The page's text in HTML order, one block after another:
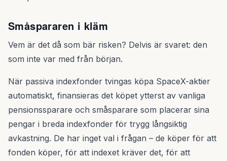
Småspararen i kläm
Vem är det då som bär risken? Delvis är svaret: den
som inte var med från början.
När passiva indexfonder tvingas köpa SpaceX-aktier
automatiskt, finansieras det köpet ytterst av vanliga
pensionssparare och småsparare som placerar sina
pengar i breda indexfonder för trygg långsiktig
avkastning. De har inget val i frågan – de köper för att
fonden köper, för att indexet kräver det, för att